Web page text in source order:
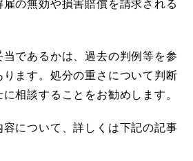
の無効や損害賠償を請求される
であるかは、過去の判例等を参
ます。処分の重さについて判断
相談することをお勧めします。
について、詳しくは下記の記事